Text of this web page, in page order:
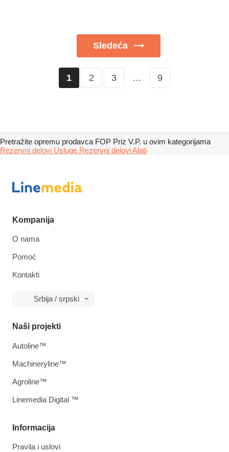
Sledeća
1 2 3 … 9
Pretražite opremu prodavca FOP Priz V.P. u ovim kategorijama
Rezervni delovi Usluge Rezervni deloviAlati
Kompanija
O nama
Pomoć
Kontakti
Srbija / srpski
Informacija
Pravila i uslovi
Naši projekti
Autoline™
Machineryline™
Agroline™
Linemedia Digital ™